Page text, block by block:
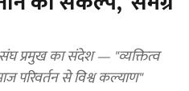
प्रमुख का संदेश — "व्यक्तित्व
परिवर्तन से विश्व कल्याण"